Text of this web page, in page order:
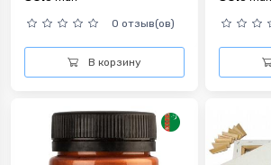
0 отзыв(ов)
В корзину